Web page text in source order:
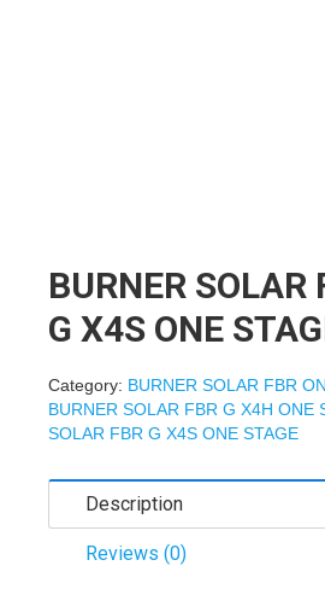
BURNER SOLAR
G X4S ONE
Category: BURNER SOLAR FBR
BURNER SOLAR FBR G X4H ONE
SOLAR FBR G X4S ONE STAGE
Description
Reviews (0)